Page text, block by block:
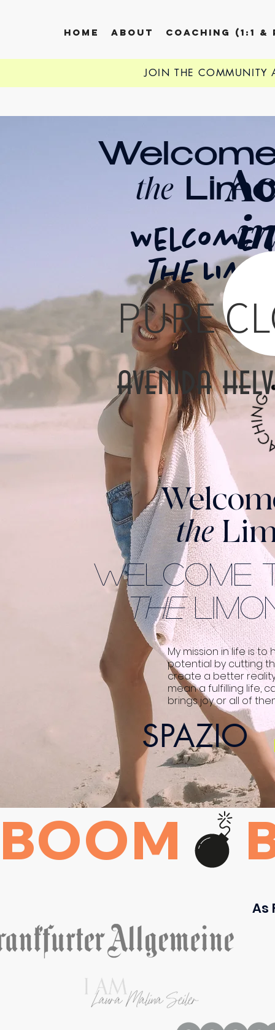
HOME ABOUT COACHING (1:1 &
SIGN UP TO THE
the
Welcome
the
the
the
My mission in life is
potential by cutting
create a better
mean a fulfilling life,
brings joy or all of
SPAZIO
PURE
avenida
BOOM
As
JOIN THE COMMUNITY